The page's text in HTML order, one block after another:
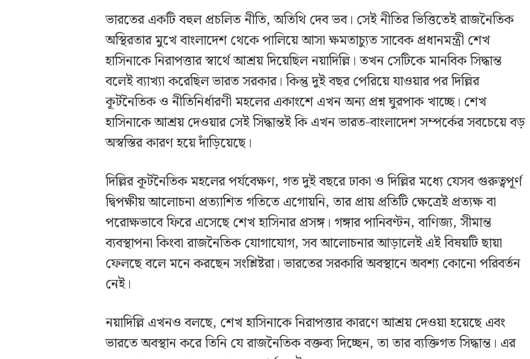
ভারতের একটি বহুল প্রচলিত নীতি, অতিথি দেব ভব। সেই নীতির ভিত্তিতেই রাজনৈতিক
অস্থিরতার মুখে বাংলাদেশ থেকে পালিয়ে আসা ক্ষমতাচ্যুত সাবেক প্রধানমন্ত্রী শেখ
হাসিনাকে নিরাপত্তার স্বার্থে আশ্রয় দিয়েছিল নয়াদিল্লি। তখন সেটিকে মানবিক সিদ্ধান্ত
বলেই ব্যাখ্যা করেছিল ভারত সরকার। কিন্তু দুই বছর পেরিয়ে যাওয়ার পর দিল্লির
কূটনৈতিক ও নীতিনির্ধারণী মহলের একাংশে এখন অন্য প্রশ্ন ঘুরপাক খাচ্ছে। শেখ
হাসিনাকে আশ্রয় দেওয়ার সেই সিদ্ধান্তই কি এখন ভারত-বাংলাদেশ সম্পর্কের সবচেয়ে বড়
অস্বস্তির কারণ হয়ে দাঁড়িয়েছে।
দিল্লির কূটনৈতিক মহলের পর্যবেক্ষণ, গত দুই বছরে ঢাকা ও দিল্লির মধ্যে যেসব গুরুত্বপূর্ণ
দ্বিপক্ষীয় আলোচনা প্রত্যাশিত গতিতে এগোয়নি, তার প্রায় প্রতিটি ক্ষেত্রেই প্রত্যক্ষ বা
পরোক্ষভাবে ফিরে এসেছে শেখ হাসিনার প্রসঙ্গ। গঙ্গার পানিবণ্টন, বাণিজ্য, সীমান্ত
ব্যবস্থাপনা কিংবা রাজনৈতিক যোগাযোগ, সব আলোচনার আড়ালেই এই বিষয়টি ছায়া
ফেলছে বলে মনে করছেন সংশ্লিষ্টরা। ভারতের সরকারি অবস্থানে অবশ্য কোনো পরিবর্তন
নেই।
নয়াদিল্লি এখনও বলছে, শেখ হাসিনাকে নিরাপত্তার কারণে আশ্রয় দেওয়া হয়েছে এবং
ভারতে অবস্থান করে তিনি যে রাজনৈতিক বক্তব্য দিচ্ছেন, তা তার ব্যক্তিগত সিদ্ধান্ত। এর